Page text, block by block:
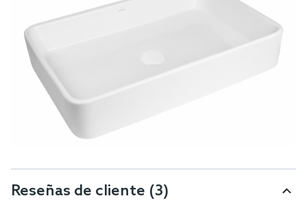
Reseñas de cliente (3)